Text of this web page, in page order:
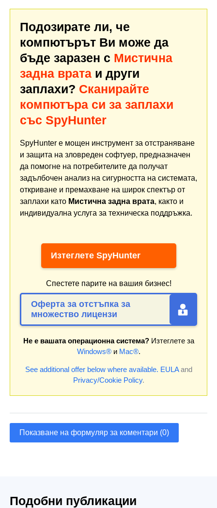
Подозирате ли, че
компютърът Ви може да
бъде заразен с Мистична
задна врата и други
заплахи? Сканирайте
компютъра си за заплахи
със SpyHunter
SpyHunter е мощен инструмент за отстраняване
и защита на зловреден софтуер, предназначен
да помогне на потребителите да получат
задълбочен анализ на сигурността на системата,
откриване и премахване на широк спектър от
заплахи като Мистична задна врата, както и
индивидуална услуга за техническа поддръжка.
Изтеглете SpyHunter
Спестете парите на вашия бизнес!
Оферта за отстъпка за
множество лицензи
Не е вашата операционна система?Изтеглете за
Windows®и Mac®.
See additional offer below where available. EULAand
Privacy/Cookie Policy.
Показване на формуляр за коментари (0)
Подобни публикации